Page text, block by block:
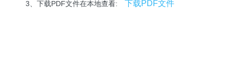
3、下载PDF文件在本地查看: 下载PDF文件